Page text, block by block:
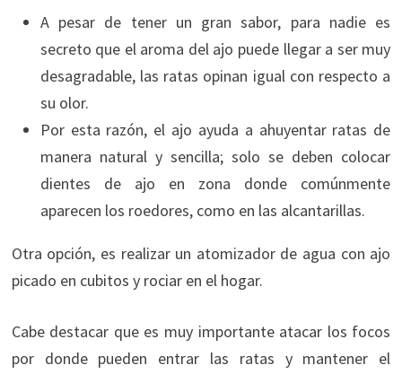
A pesar de tener un gran sabor, para nadie es
secreto que el aroma del ajo puede llegar a ser muy
desagradable, las ratas opinan igual con respecto a
su olor.
Por esta razón, el ajo ayuda a ahuyentar ratas de
manera natural y sencilla; solo se deben colocar
dientes de ajo en zona donde comúnmente
aparecen los roedores, como en las alcantarillas.
Otra opción, es realizar un atomizador de agua con ajo
picado en cubitos y rociar en el hogar.
Cabe destacar que es muy importante atacar los focos
por donde pueden entrar las ratas y mantener el